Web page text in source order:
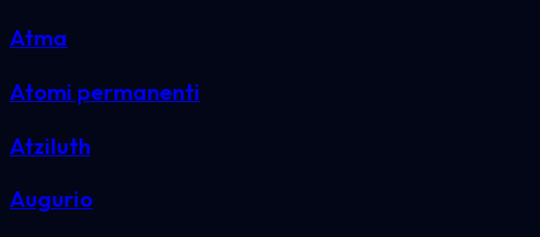
Atma
Atomi permanenti
Atziluth
Augurio